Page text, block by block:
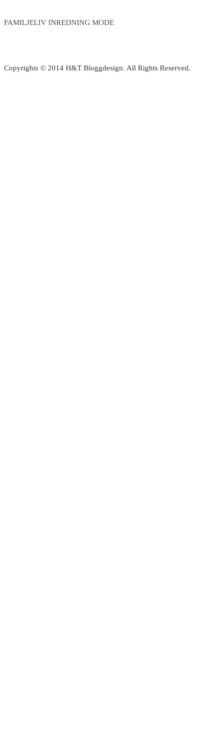
FAMILJELIV INREDNING MODE
Copyrights © 2014 H&T Bloggdesign. All Rights Reserved.